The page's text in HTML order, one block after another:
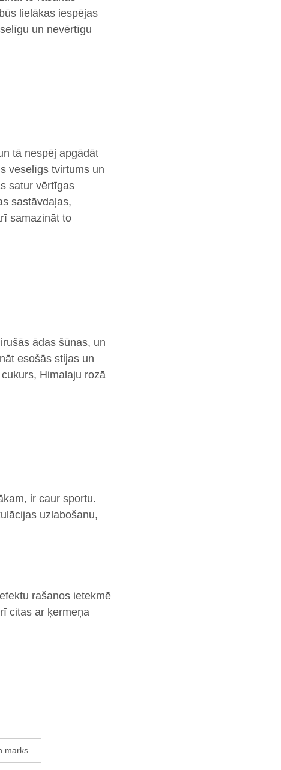
lielākas iespējas
un nevērtīgu
tā nespēj apgādāt
veselīgs tvirtums un
satur vērtīgas
sastāvdaļas,
samazināt to
ādas šūnas, un
esošās stijas un
Himalaju rozā
ir caur sportu.
uzlabošanu,
rašanos ietekmē
citas ar ķermeņa
marks